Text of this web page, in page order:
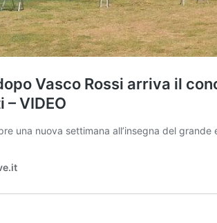
Vasco Rossi arriva il
VIDEO
una nuova settimana all’insegna del